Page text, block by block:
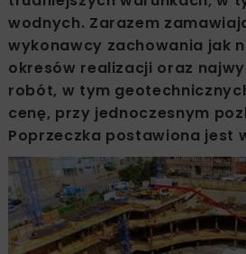
wodnych. Zarazem
wykonawcy zachowania jak
okresów realizacji oraz
robót, w tym
cenę, przy jednoczesnym
Poprzeczka postawiona jest